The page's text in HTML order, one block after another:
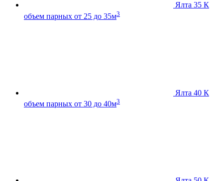
Ялта 35 К
объем парных от 25 до 35м3
Ялта 40 К
объем парных от 30 до 40м3